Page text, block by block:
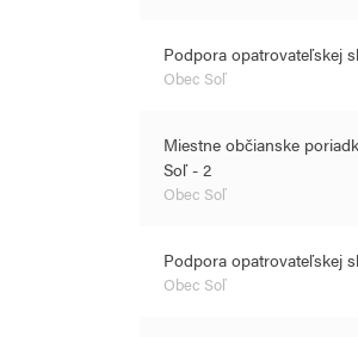
Podpora opatrovateľskej
Obec Soľ
Miestne občianske
Soľ - 2
Obec Soľ
Podpora opatrovateľskej
Obec Soľ